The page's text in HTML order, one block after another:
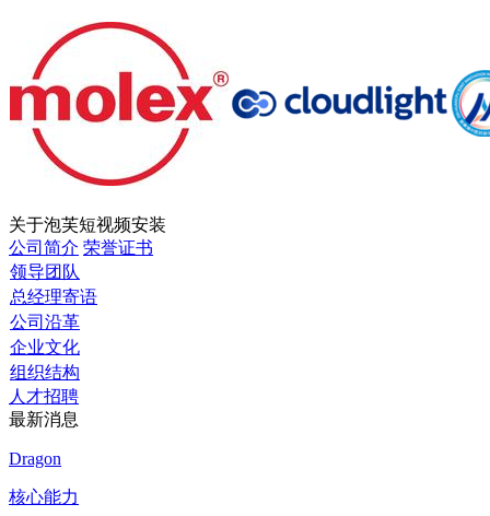
关于泡芙短视频安装
公司简介 荣誉证书
领导团队
总经理寄语
公司沿革
企业文化
组织结构
人才招聘
最新消息
Dragon
核心能力